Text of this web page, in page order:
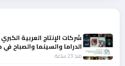
شركات الإنتاج العربية
الدراما والسينما والصباح
منذ 23 ساعة